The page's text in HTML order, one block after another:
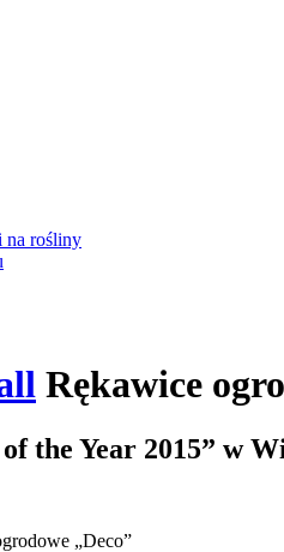
na rośliny
Rękawice
the Year 2015” w
„Deco”